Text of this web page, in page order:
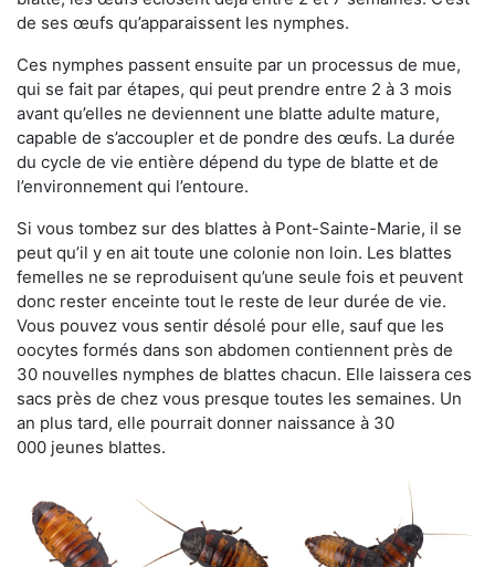
de ses œufs qu’apparaissent les nymphes.
Ces nymphes passent ensuite par un processus de mue,
qui se fait par étapes, qui peut prendre entre 2 à 3 mois
avant qu’elles ne deviennent une blatte adulte mature,
capable de s’accoupler et de pondre des œufs. La durée
du cycle de vie entière dépend du type de blatte et de
l’environnement qui l’entoure.
Si vous tombez sur des blattes à Pont-Sainte-Marie, il se
peut qu’il y en ait toute une colonie non loin. Les blattes
femelles ne se reproduisent qu’une seule fois et peuvent
donc rester enceinte tout le reste de leur durée de vie.
Vous pouvez vous sentir désolé pour elle, sauf que les
oocytes formés dans son abdomen contiennent près de
30 nouvelles nymphes de blattes chacun. Elle laissera ces
sacs près de chez vous presque toutes les semaines. Un
an plus tard, elle pourrait donner naissance à 30
000 jeunes blattes.